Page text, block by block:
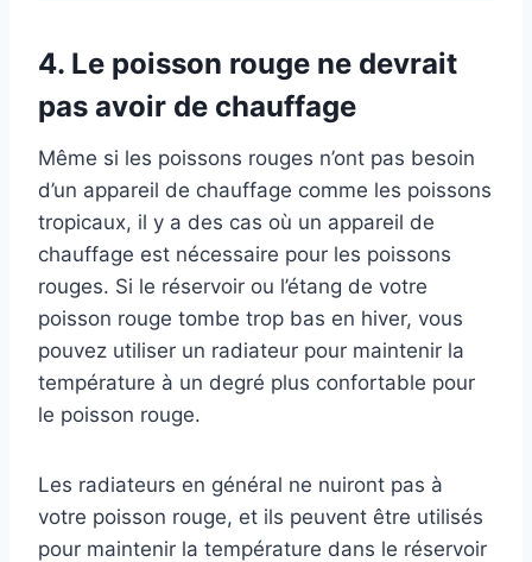
4. Le poisson rouge ne devrait
pas avoir de chauffage
Même si les poissons rouges n’ont pas besoin
d’un appareil de chauffage comme les poissons
tropicaux, il y a des cas où un appareil de
chauffage est nécessaire pour les poissons
rouges. Si le réservoir ou l’étang de votre
poisson rouge tombe trop bas en hiver, vous
pouvez utiliser un radiateur pour maintenir la
température à un degré plus confortable pour
le poisson rouge.
Les radiateurs en général ne nuiront pas à
votre poisson rouge, et ils peuvent être utilisés
pour maintenir la température dans le réservoir